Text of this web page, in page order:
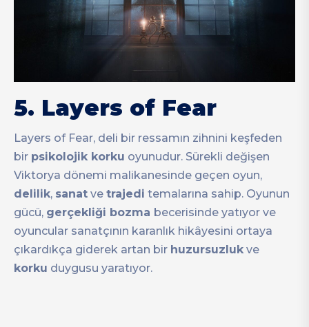
5. Layers of Fear
Layers of Fear, deli bir ressamın zihnini keşfeden
bir psikolojik korku oyunudur. Sürekli değişen
Viktorya dönemi malikanesinde geçen oyun,
delilik, sanat ve trajedi temalarına sahip. Oyunun
gücü, gerçekliği bozma becerisinde yatıyor ve
oyuncular sanatçının karanlık hikâyesini ortaya
çıkardıkça giderek artan bir huzursuzluk ve
korku duygusu yaratıyor.